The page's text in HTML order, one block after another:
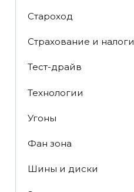
Староход
Страхование и налоги
Тест-драйв
Технологии
Угоны
Фан зона
Шины и диски